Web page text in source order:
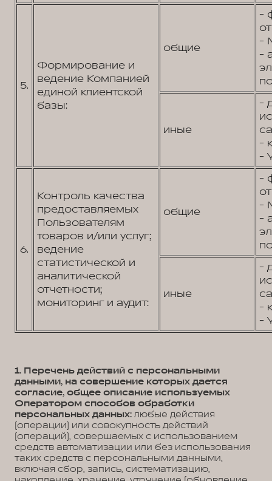
5.
Формирование и
ведение Компанией
единой клиентской
базы:
общие
-
-
-
иные
-
-
-
6.
Контроль качества
предоставляемых
Пользователям
товаров и/или услуг;
ведение
статистической и
аналитической
отчетности;
мониторинг и аудит:
общие
-
-
-
иные
-
-
-
1. Перечень действий с персональными
данными, на совершение которых дается
согласие, общее описание используемых
Оператором способов обработки
персональных данных: любые действия
(операции) или совокупность действий
(операций), совершаемых с использованием
средств автоматизации или без использования
таких средств с персональными данными,
включая сбор, запись, систематизацию,